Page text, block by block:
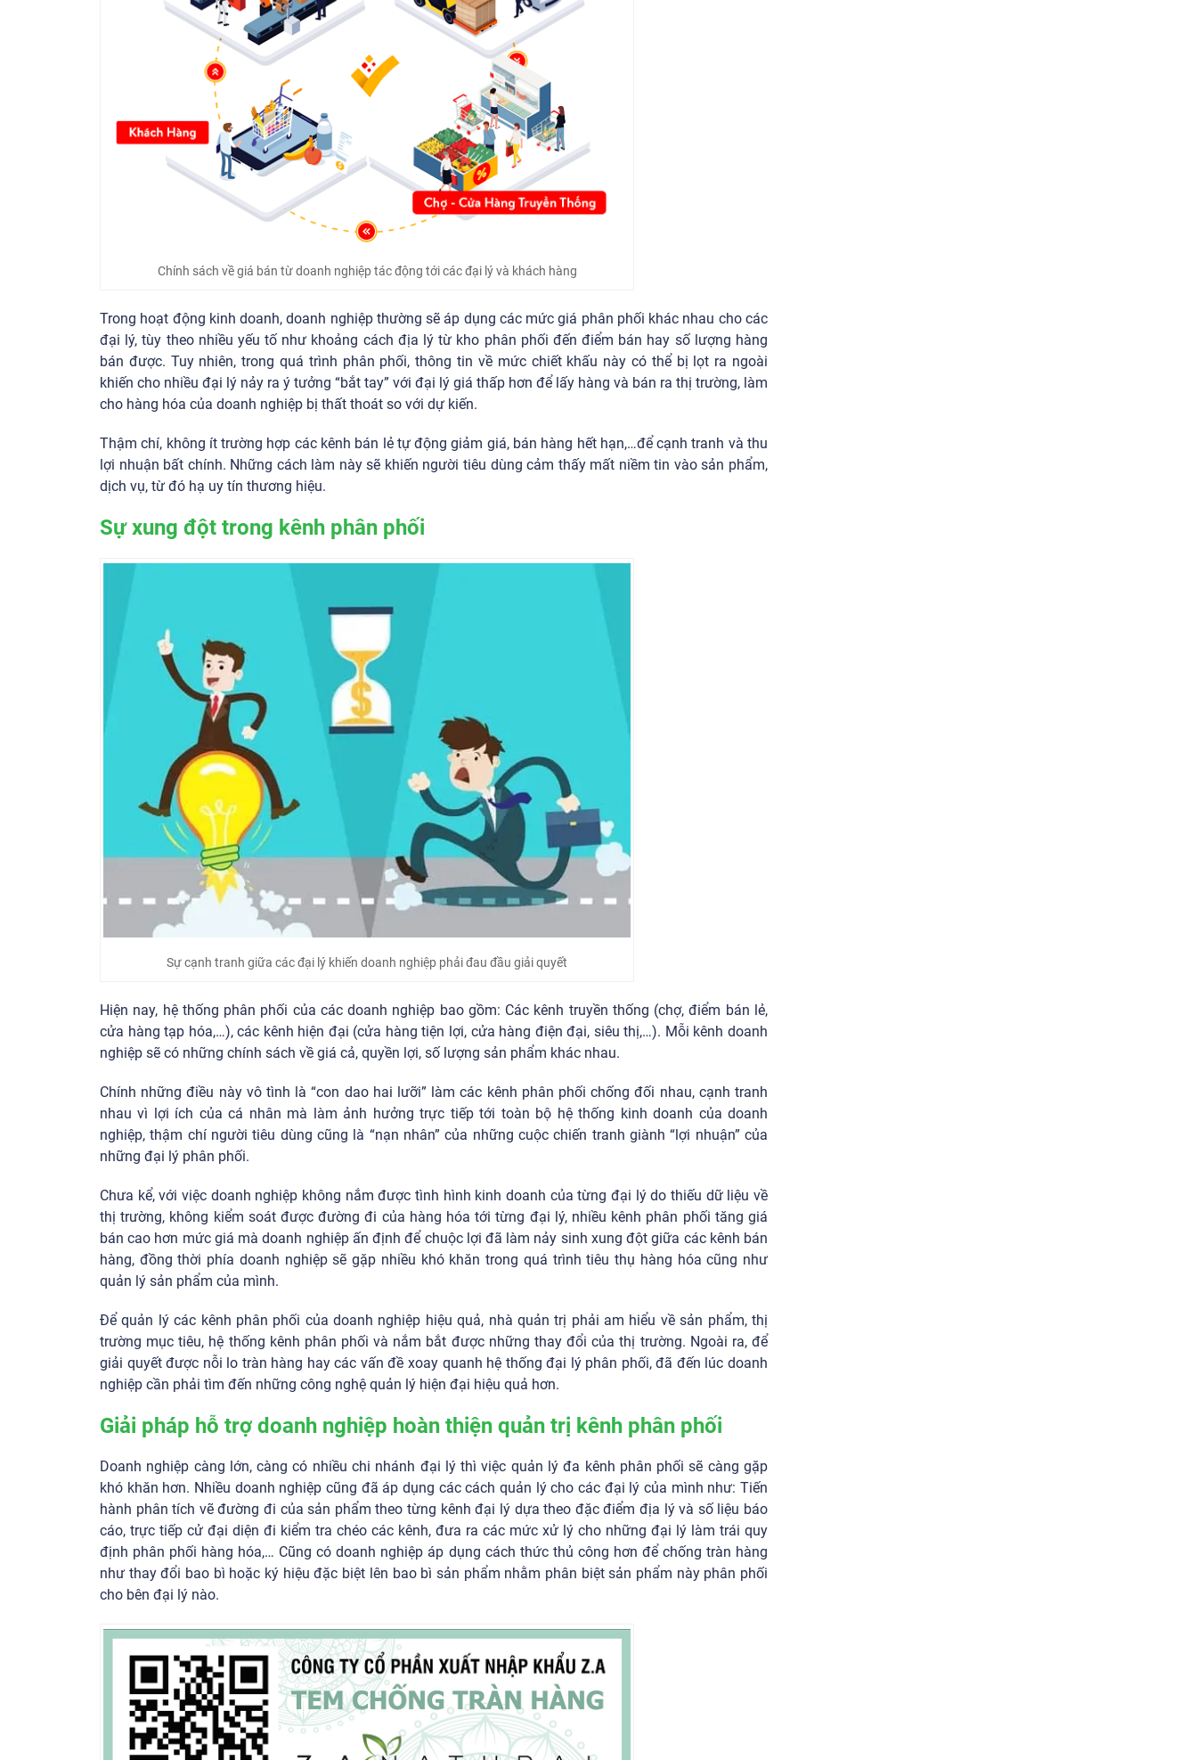
Chính sách về giá bán từ doanh nghiệp tác động tới các đại lý và khách hàng
Trong hoạt động kinh doanh, doanh nghiệp thường sẽ áp dụng các mức giá phân phối khác nhau cho các
đại lý, tùy theo nhiều yếu tố như khoảng cách địa lý từ kho phân phối đến điểm bán hay số lượng hàng
bán được. Tuy nhiên, trong quá trình phân phối, thông tin về mức chiết khấu này có thể bị lọt ra ngoài
khiến cho nhiều đại lý nảy ra ý tưởng “bắt tay” với đại lý giá thấp hơn để lấy hàng và bán ra thị trường, làm
cho hàng hóa của doanh nghiệp bị thất thoát so với dự kiến.
Thậm chí, không ít trường hợp các kênh bán lẻ tự động giảm giá, bán hàng hết hạn,…để cạnh tranh và thu
lợi nhuận bất chính. Những cách làm này sẽ khiến người tiêu dùng cảm thấy mất niềm tin vào sản phẩm,
dịch vụ, từ đó hạ uy tín thương hiệu.
Sự xung đột trong kênh phân phối
Sự cạnh tranh giữa các đại lý khiến doanh nghiệp phải đau đầu giải quyết
Hiện nay, hệ thống phân phối của các doanh nghiệp bao gồm: Các kênh truyền thống (chợ, điểm bán lẻ,
cửa hàng tạp hóa,…), các kênh hiện đại (cửa hàng tiện lợi, cửa hàng điện đại, siêu thị,…). Mỗi kênh doanh
nghiệp sẽ có những chính sách về giá cả, quyền lợi, số lượng sản phẩm khác nhau.
Chính những điều này vô tình là “con dao hai lưỡi” làm các kênh phân phối chống đối nhau, cạnh tranh
nhau vì lợi ích của cá nhân mà làm ảnh hưởng trực tiếp tới toàn bộ hệ thống kinh doanh của doanh
nghiệp, thậm chí người tiêu dùng cũng là “nạn nhân” của những cuộc chiến tranh giành “lợi nhuận” của
những đại lý phân phối.
Chưa kể, với việc doanh nghiệp không nắm được tình hình kinh doanh của từng đại lý do thiếu dữ liệu về
thị trường, không kiểm soát được đường đi của hàng hóa tới từng đại lý, nhiều kênh phân phối tăng giá
bán cao hơn mức giá mà doanh nghiệp ấn định để chuộc lợi đã làm nảy sinh xung đột giữa các kênh bán
hàng, đồng thời phía doanh nghiệp sẽ gặp nhiều khó khăn trong quá trình tiêu thụ hàng hóa cũng như
quản lý sản phẩm của mình.
Để quản lý các kênh phân phối của doanh nghiệp hiệu quả, nhà quản trị phải am hiểu về sản phẩm, thị
trường mục tiêu, hệ thống kênh phân phối và nắm bắt được những thay đổi của thị trường. Ngoài ra, để
giải quyết được nỗi lo tràn hàng hay các vấn đề xoay quanh hệ thống đại lý phân phối, đã đến lúc doanh
nghiệp cần phải tìm đến những công nghệ quản lý hiện đại hiệu quả hơn.
Giải pháp hỗ trợ doanh nghiệp hoàn thiện quản trị kênh phân phối
Doanh nghiệp càng lớn, càng có nhiều chi nhánh đại lý thì việc quản lý đa kênh phân phối sẽ càng gặp
khó khăn hơn. Nhiều doanh nghiệp cũng đã áp dụng các cách quản lý cho các đại lý của mình như: Tiến
hành phân tích vẽ đường đi của sản phẩm theo từng kênh đại lý dựa theo đặc điểm địa lý và số liệu báo
cáo, trực tiếp cử đại diện đi kiểm tra chéo các kênh, đưa ra các mức xử lý cho những đại lý làm trái quy
định phân phối hàng hóa,… Cũng có doanh nghiệp áp dụng cách thức thủ công hơn để chống tràn hàng
như thay đổi bao bì hoặc ký hiệu đặc biệt lên bao bì sản phẩm nhằm phân biệt sản phẩm này phân phối
cho bên đại lý nào.